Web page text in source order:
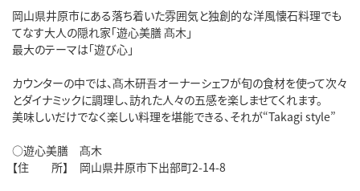
岡山県井原市にある落ち着いた雰囲気と独創的な洋風懐石料理でも
てなす大人の隠れ家「遊心美膳 髙木」
最大のテーマは「遊び心」
カウンターの中では、髙木研吾オーナーシェフが旬の食材を使って次々
とダイナミックに調理し、訪れた人々の五感を楽しませてくれます。
美味しいだけでなく楽しい料理を堪能できる、それが“Takagi style”
○遊心美膳 髙木
【住 所】 岡山県井原市下出部町2-14-8